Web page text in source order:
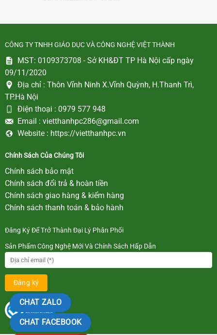
CÔNG TY TNHH GIÁO DỤC VÀ CÔNG NGHỆ VIỆT THÀNH
MST: 0109373708 - Sở KH&ĐT TP Hà Nội cấp ngày
09/11/2020
Địa chỉ : Thôn Vĩnh Ninh X.Vĩnh Quỳnh, H.Thanh Trì,
TP.Hà Nội
Điện thoại : 0979 577 948
Email : vietthanhpc286@gmail.com
Website : https://vietthanhpc.vn
Chính Sách Của Chúng Tôi
Chính sách bảo mật
Chính sách đổi trả & hoàn tiền
Chính sách giao hàng & kiểm hàng
Chính sách thanh toán & bảo hành
Đăng Ký Để Trở Thành Đại Lý Phân Phối
Sản Phẩm Công Nghệ Mới Và Chính Sách Hấp Dẫn
CHAT ZALO
CHAT FACEBOOK